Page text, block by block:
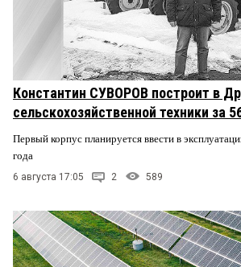
Константин СУВОРОВ построит в
сельскохозяйственной техники за
Первый корпус планируется ввести в
года
6 августа 17:05 2 589